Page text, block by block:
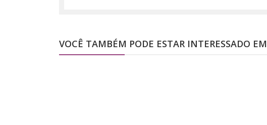
VOCÊ TAMBÉM PODE ESTAR INTERESSADO EM